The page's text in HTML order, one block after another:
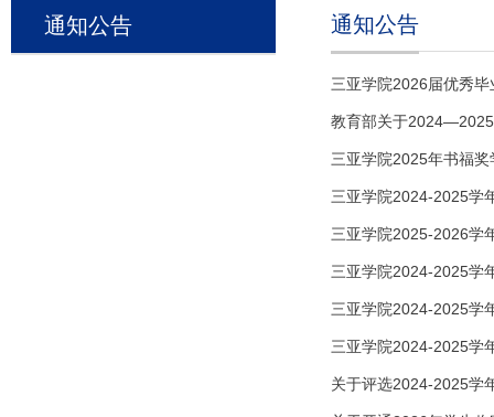
通知公告 通知公告
三亚学院2026届优秀
教育部关于
三亚学院2025年书福
三亚学院2024-2025学
三亚学院2025-2026学
三亚学院2024-2025学
三亚学院2024-2025学
三亚学院2024-2025学
关于评选2024-2025学